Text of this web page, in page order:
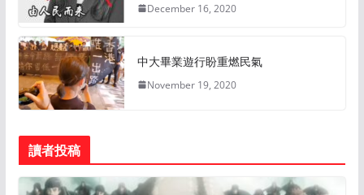
December 16, 2020
中大畢業遊行盼重燃民氣
November 19, 2020
讀者投稿